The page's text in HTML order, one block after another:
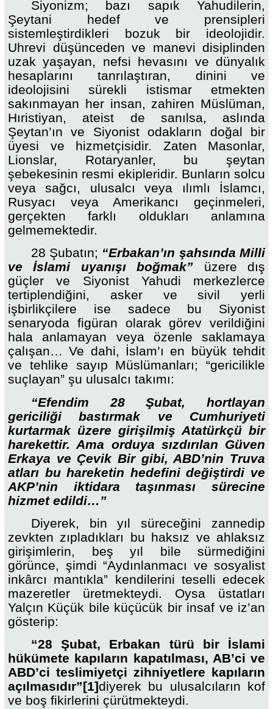
Siyonizm; bazı sapık Yahudilerin,
Şeytani hedef ve prensipleri
sistemleştirdikleri bozuk bir ideolojidir.
Uhrevi düşünceden ve manevi disiplinden
uzak yaşayan, nefsi hevasını ve dünyalık
hesaplarını tanrılaştıran, dinini ve
ideolojisini sürekli istismar etmekten
sakınmayan her insan, zahiren Müslüman,
Hıristiyan, ateist de sanılsa, aslında
Şeytan’ın ve Siyonist odakların doğal bir
üyesi ve hizmetçisidir. Zaten Masonlar,
Lionslar, Rotaryanler, bu şeytan
şebekesinin resmi ekipleridir. Bunların solcu
veya sağcı, ulusalcı veya ılımlı İslamcı,
Rusyacı veya Amerikancı geçinmeleri,
gerçekten farklı oldukları anlamına
gelmemektedir.
28 Şubatın; “Erbakan’ın şahsında Milli
ve İslami uyanışı boğmak” üzere dış
güçler ve Siyonist Yahudi merkezlerce
tertiplendiğini, asker ve sivil yerli
işbirlikçilere ise sadece bu Siyonist
senaryoda figüran olarak görev verildiğini
hala anlamayan veya özenle saklamaya
çalışan… Ve dahi, İslam’ı en büyük tehdit
ve tehlike sayıp Müslümanları; “gericilikle
suçlayan” şu ulusalcı takımı:
“Efendim 28 Şubat, hortlayan
gericiliği bastırmak ve Cumhuriyeti
kurtarmak üzere girişilmiş Atatürkçü bir
harekettir. Ama orduya sızdırılan Güven
Erkaya ve Çevik Bir gibi, ABD’nin Truva
atları bu hareketin hedefini değiştirdi ve
AKP’nin iktidara taşınması sürecine
hizmet edildi…”
Diyerek, bin yıl süreceğini zannedip
zevkten zıpladıkları bu haksız ve ahlaksız
girişimlerin, beş yıl bile sürmediğini
görünce, şimdi “Aydınlanmacı ve sosyalist
inkârcı mantıkla” kendilerini teselli edecek
mazeretler üretmekteydi. Oysa üstatları
Yalçın Küçük bile küçücük bir insaf ve iz’an
gösterip:
“28 Şubat, Erbakan türü bir İslami
hükümete kapıların kapatılması, AB’ci ve
ABD’ci teslimiyetçi zihniyetlere kapıların
açılmasıdır” [1]diyerek bu ulusalcıların kof
ve boş fikirlerini çürütmekteydi.